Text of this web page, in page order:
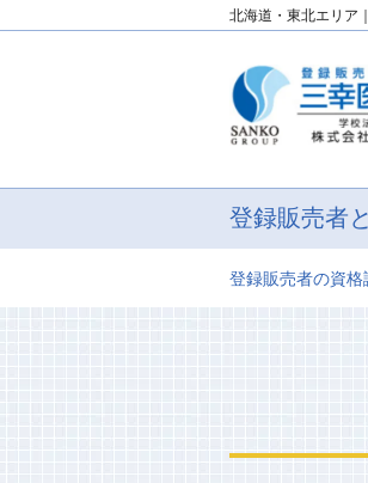
北海道・東北エリア
登録販売者
登録販売者の資